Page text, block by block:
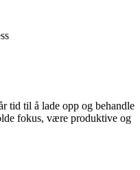
tid til å lade opp og behandle
fokus, være produktive og